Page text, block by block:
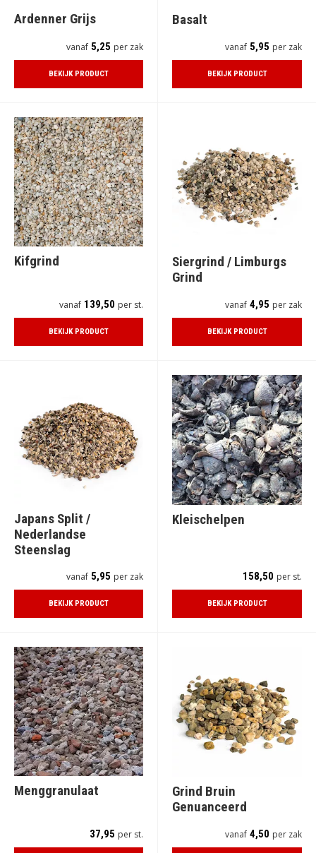
Ardenner Grijs
vanaf 5,25 per zak
BEKIJK PRODUCT
Basalt
vanaf 5,95 per zak
BEKIJK PRODUCT
Kifgrind
vanaf 139,50 per st.
BEKIJK PRODUCT
Siergrind / Limburgs
Grind
vanaf 4,95 per zak
BEKIJK PRODUCT
Japans Split /
Nederlandse
Steenslag
vanaf 5,95 per zak
BEKIJK PRODUCT
Kleischelpen
158,50 per st.
BEKIJK PRODUCT
Menggranulaat
37,95 per st.
Grind Bruin
Genuanceerd
vanaf 4,50 per zak